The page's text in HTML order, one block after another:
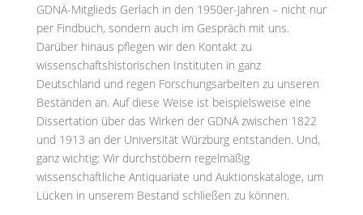
GDNÄ-Mitglieds Gerlach in den 1950er-Jahren – nicht nur
per Findbuch, sondern auch im Gespräch mit uns.
Darüber hinaus pflegen wir den Kontakt zu
wissenschaftshistorischen Instituten in ganz
Deutschland und regen Forschungsarbeiten zu unseren
Beständen an. Auf diese Weise ist beispielsweise eine
Dissertation über das Wirken der GDNÄ zwischen 1822
und 1913 an der Universität Würzburg entstanden. Und,
ganz wichtig: Wir durchstöbern regelmäßig
wissenschaftliche Antiquariate und Auktionskataloge, um
Lücken in unserem Bestand schließen zu können.